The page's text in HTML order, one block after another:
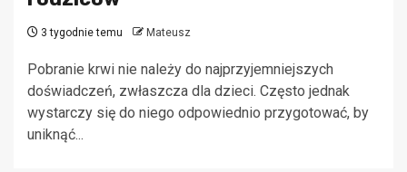
3 tygodnie temu Mateusz
Pobranie krwi nie należy do najprzyjemniejszych
doświadczeń, zwłaszcza dla dzieci. Często jednak
wystarczy się do niego odpowiednio przygotować, by
uniknąć...